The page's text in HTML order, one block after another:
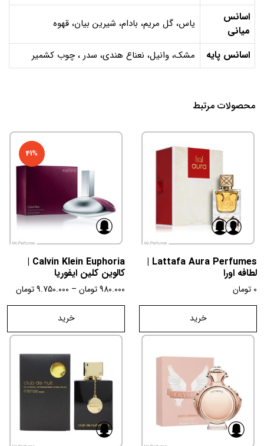
اسانس
میانی
یاس، گل مریم، بادام، شیرین بیان، قهوه
اسانس پایه مشک، وانیل، نعناع هندی، سدر ، چوب کشمیر
محصولات مرتبط
Lattafa Aura Perfumes |
لطافه اورا
0 تومان
خرید
41%
Calvin Klein Euphoria |
کالوین کلین ایفوریا
980.000تومان –
9.750.000تومان
خرید